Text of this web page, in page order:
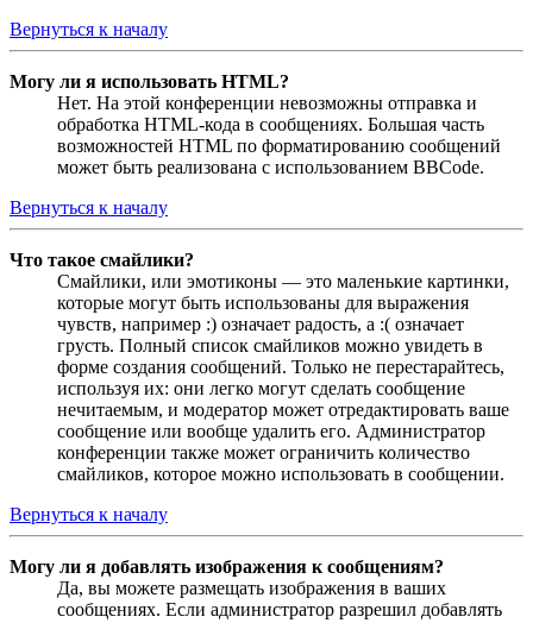
Вернуться к началу
Могу ли я использовать HTML?
Нет. На этой конференции невозможны отправка и
обработка HTML-кода в сообщениях. Большая часть
возможностей HTML по форматированию сообщений
может быть реализована с использованием BBCode.
Вернуться к началу
Что такое смайлики?
Смайлики, или эмотиконы — это маленькие картинки,
которые могут быть использованы для выражения
чувств, например :) означает радость, а :( означает
грусть. Полный список смайликов можно увидеть в
форме создания сообщений. Только не перестарайтесь,
используя их: они легко могут сделать сообщение
нечитаемым, и модератор может отредактировать ваше
сообщение или вообще удалить его. Администратор
конференции также может ограничить количество
смайликов, которое можно использовать в сообщении.
Вернуться к началу
Могу ли я добавлять изображения к сообщениям?
Да, вы можете размещать изображения в ваших
сообщениях. Если администратор разрешил добавлять